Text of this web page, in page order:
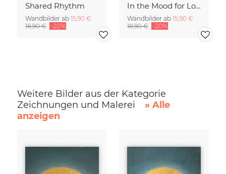
Shared Rhythm
Wandbilder ab 15,90 €
18,90 € -20%
In the Mood for Love - Handlettering
Wandbilder ab 15,90 €
18,90 € -20%
Weitere Bilder aus der Kategorie
Zeichnungen und Malerei
» Alle
anzeigen